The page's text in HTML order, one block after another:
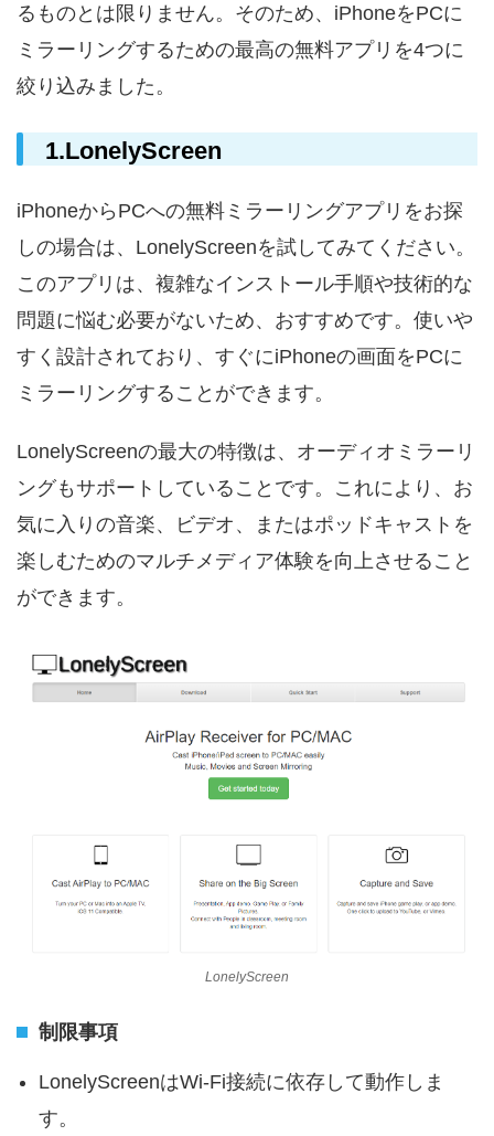
るものとは限りません。そのため、iPhoneをPCに
ミラーリングするための最高の無料アプリを4つに
絞り込みました。
1.LonelyScreen
iPhoneからPCへの無料ミラーリングアプリをお探
しの場合は、LonelyScreenを試してみてください。
このアプリは、複雑なインストール手順や技術的な
問題に悩む必要がないため、おすすめです。使いや
すく設計されており、すぐにiPhoneの画面をPCに
ミラーリングすることができます。
LonelyScreenの最大の特徴は、オーディオミラーリ
ングもサポートしていることです。これにより、お
気に入りの音楽、ビデオ、またはポッドキャストを
楽しむためのマルチメディア体験を向上させること
ができます。
LonelyScreen
制限事項
LonelyScreenはWi-Fi接続に依存して動作しま
す。